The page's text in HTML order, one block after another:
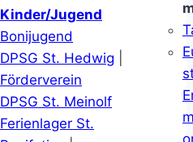
Kinder/Jugend
Bonijugend
DPSG St. Hedwig
Förderverein
DPSG St. Meinolf
Ferienlager St.